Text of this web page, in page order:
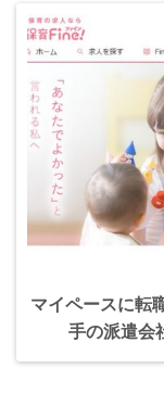
マイペースに転
手の派遣会